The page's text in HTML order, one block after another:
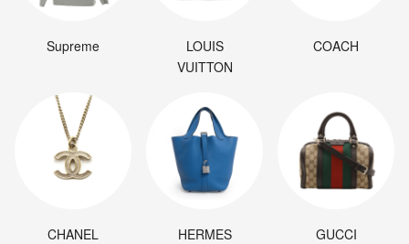
Supreme
LOUIS
VUITTON
COACH
CHANEL HERMES GUCCI